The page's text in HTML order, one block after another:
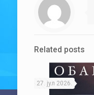
Related posts
27. јул 2026.